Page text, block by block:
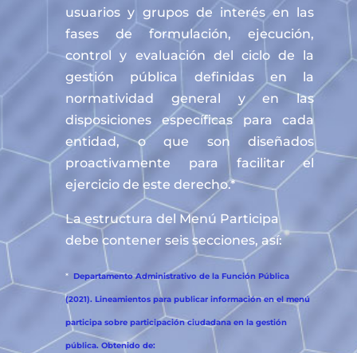
usuarios y grupos de interés en las
fases de formulación, ejecución,
control y evaluación del ciclo de la
gestión pública definidas en la
normatividad general y en las
disposiciones específicas para cada
entidad, o que son diseñados
proactivamente para facilitar el
ejercicio de este derecho.*
La estructura del Menú Participa
debe contener seis secciones, así:
* Departamento Administrativo de la Función Pública
(2021). Lineamientos para publicar información en el menú
participa sobre participación ciudadana en la gestión
pública. Obtenido de: